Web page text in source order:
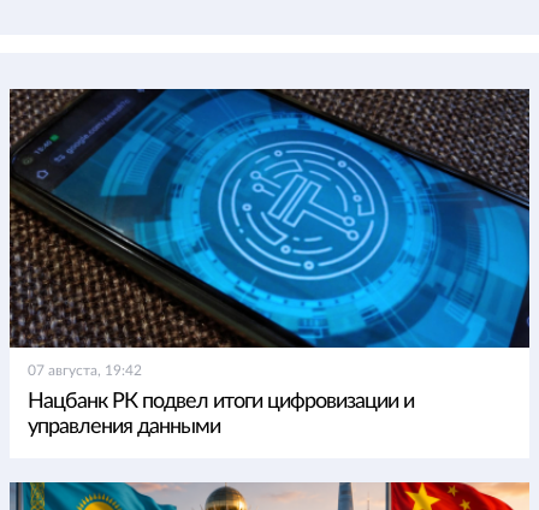
07 августа, 19:42
Нацбанк РК подвел итоги цифровизации и
управления данными